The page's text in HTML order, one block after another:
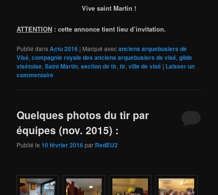
Vive saint Martin !
ATTENTION : cette annonce tient lieu d’invitation.
Publié dansActu 2016 | Marqué avecanciens arquebusiers de
Visé,compagnie royale des anciens arquebusiers de visé,gilde
visétoise,Saint Martin,section de tir,tir,ville de visé | Laisser un
commentaire
Quelques photos du tir par
équipes (nov. 2015) :
Publié le10 février 2016par RedEU2